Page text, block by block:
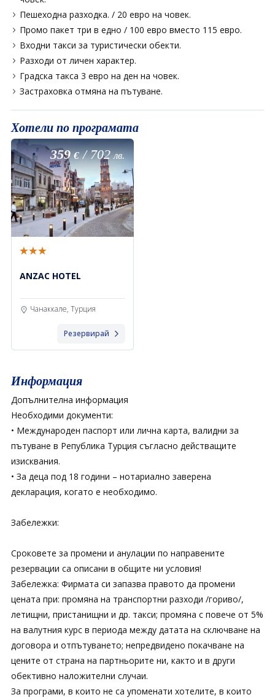
Пешеходна разходка. / 20 евро на човек.
Промо пакет три в едно / 100 евро вместо 115 евро.
Входни такси за туристически обекти.
Разходи от личен характер.
Градска такса 3 евро на ден на човек.
Застраховка отмяна на пътуване.
Хотели по програмата
359 €/702 лв.
ANZAC HOTEL
Чанаккале, Турция
Резервирай
Информация
Допълнителна информация
Необходими документи:
• Международен паспорт или лична карта, валидни за
пътуване в Република Турция съгласно действащите
изисквания.
• За деца под 18 години – нотариално заверена
декларация, когато е необходимо.
Забележки:
Сроковете за промени и анулации по направените
резервации са описани в общите ни условия!
Забележка: Фирмата си запазва правото да промени
цената при: промяна на транспортни разходи /гориво/,
летищни, пристанищни и др. такси; промяна с повече от 5%
на валутния курс в периода между датата на сключване на
договора и отпътуването; непредвидено покачване на
цените от страна на партньорите ни, както и в други
обективно наложителни случаи.
За програми, в които не са упоменати хотелите, в които